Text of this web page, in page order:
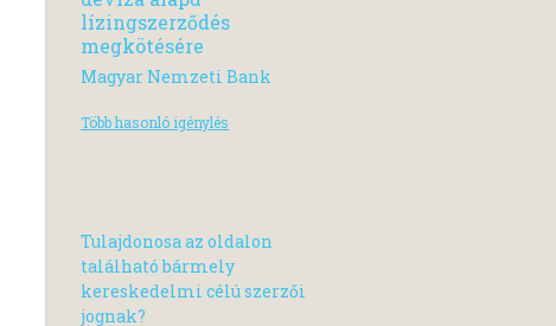
lízingszerződés
megkötésére
Magyar Nemzeti Bank
Több hasonló igénylés
Tulajdonosa az oldalon
található bármely
kereskedelmi célú szerzői
jognak?